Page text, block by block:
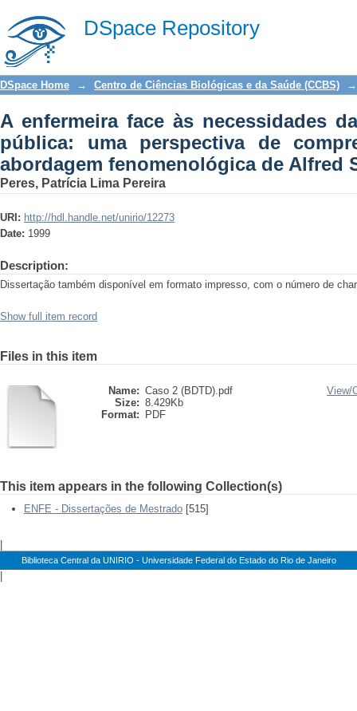
DSpace Repository
A enfermeira face às necessidades
de compreensão apoiada na
DSpace Home → Centro de Ciências Biológicas e da Saúde (CCBS) →
A enfermeira face às necessidades
pública: uma perspectiva de
abordagem fenomenológica de Alfred
Peres, Patrícia Lima Pereira
URI: http://hdl.handle.net/unirio/12273
Date: 1999
Description:
Dissertação também disponível em formato impresso, com o número de
Show full item record
Files in this item
Name: Caso 2 (BDTD).pdf
Size: 8.429Kb
Format:
PDF
View/
This item appears in the following Collection(s)
ENFE - Dissertações de Mestrado [515]
Biblioteca Central da UNIRIO - Universidade Federal do Estado do Rio de Janeiro